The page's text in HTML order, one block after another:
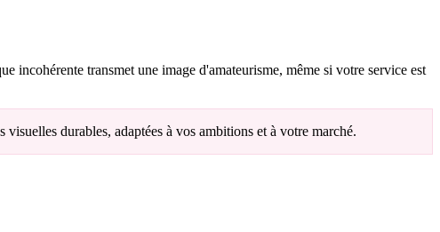
transmet une image d'amateurisme, même si votre service est
durables, adaptées à vos ambitions et à votre marché.